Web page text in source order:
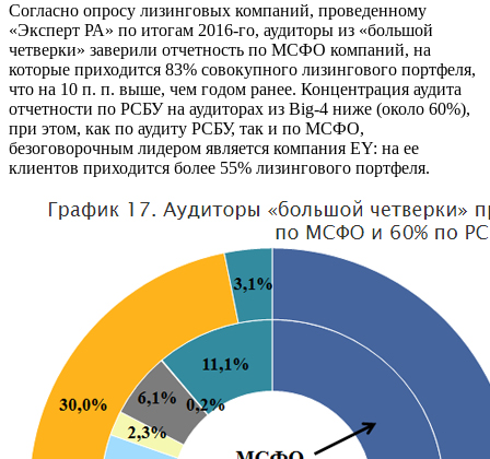
Согласно опросу лизинговых компаний, проведенному
«Эксперт РА» по итогам 2016-го, аудиторы из «большой
четверки» заверили отчетность по МСФО компаний, на
которые приходится 83% совокупного лизингового портфеля,
что на 10 п. п. выше, чем годом ранее. Концентрация аудита
отчетности по РСБУ на аудиторах из Big-4 ниже (около 60%),
при этом, как по аудиту РСБУ, так и по МСФО,
безоговорочным лидером является компания EY: на ее
клиентов приходится более 55% лизингового портфеля.